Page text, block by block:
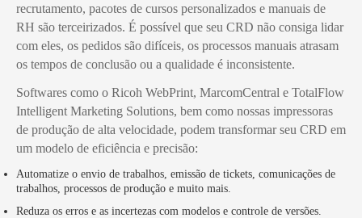
recrutamento, pacotes de cursos personalizados e manuais de
RH são terceirizados. É possível que seu CRD não consiga lidar
com eles, os pedidos são difíceis, os processos manuais atrasam
os tempos de conclusão ou a qualidade é inconsistente.
Softwares como o Ricoh WebPrint, MarcomCentral e TotalFlow
Intelligent Marketing Solutions, bem como nossas impressoras
de produção de alta velocidade, podem transformar seu CRD em
um modelo de eficiência e precisão:
Automatize o envio de trabalhos, emissão de tickets, comunicações de
trabalhos, processos de produção e muito mais.
Reduza os erros e as incertezas com modelos e controle de versões.